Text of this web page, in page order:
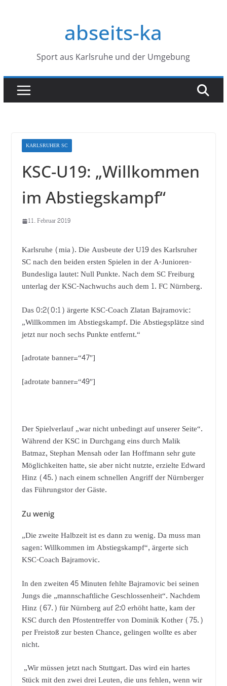
abseits-ka
Sport aus Karlsruhe und der Umgebung
KARLSRUHER SC
KSC-U19: „Willkommen
im Abstiegskampf“
11. Februar 2019
Karlsruhe (mia). Die Ausbeute der U19 des Karlsruher
SC nach den beiden ersten Spielen in der A-Junioren-
Bundesliga lautet: Null Punkte. Nach dem SC Freiburg
unterlag der KSC-Nachwuchs auch dem 1. FC Nürnberg.
Das 0:2(0:1) ärgerte KSC-Coach Zlatan Bajramovic:
„Willkommen im Abstiegskampf. Die Abstiegsplätze sind
jetzt nur noch sechs Punkte entfernt.“
[adrotate banner=“47″]
[adrotate banner=“49″]
Der Spielverlauf „war nicht unbedingt auf unserer Seite“.
Während der KSC in Durchgang eins durch Malik
Batmaz, Stephan Mensah oder Ian Hoffmann sehr gute
Möglichkeiten hatte, sie aber nicht nutzte, erzielte Edward
Hinz (45.) nach einem schnellen Angriff der Nürnberger
das Führungstor der Gäste.
Zu wenig
„Die zweite Halbzeit ist es dann zu wenig. Da muss man
sagen: Willkommen im Abstiegskampf“, ärgerte sich
KSC-Coach Bajramovic.
In den zweiten 45 Minuten fehlte Bajramovic bei seinen
Jungs die „mannschaftliche Geschlossenheit“. Nachdem
Hinz (67.) für Nürnberg auf 2:0 erhöht hatte, kam der
KSC durch den Pfostentreffer von Dominik Kother (75.)
per Freistoß zur besten Chance, gelingen wollte es aber
nicht.
„Wir müssen jetzt nach Stuttgart. Das wird ein hartes
Stück mit den zwei drei Leuten, die uns fehlen, wenn wir